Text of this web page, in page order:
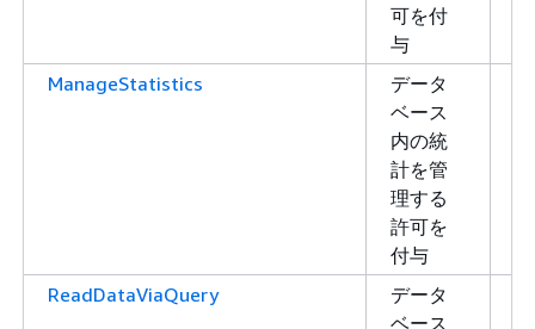
可を付
与
ManageStatistics
データ
ベース
内の統
計を管
理する
許可を
付与
ReadDataViaQuery
データ
ベース